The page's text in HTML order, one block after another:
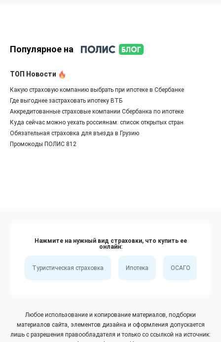
Популярное на
ТОП Новости
Какую страховую компанию выбрать при ипотеке в Сбербанке
Где выгоднее застраховать ипотеку ВТБ
Аккредитованные страховые компании Сбербанка по ипотеке
Куда сейчас можно уехать россиянам: список открытых стран
Обязательная страховка для въезда в Грузию
Промокоды ПОЛИС 812
Нажмите на нужный вид страховки, что купить ее
онлайн:
Туристическая страховка Ипотека ОСАГО
Любое использование и копирование материалов, подборки
материалов сайта, элементов дизайна и оформления допускается
лишь с разрешения правообладателя и только со ссылкой на источник: